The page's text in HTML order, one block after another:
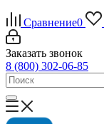
Сравнение0
Заказать звонок
8 (800) 302-06-85